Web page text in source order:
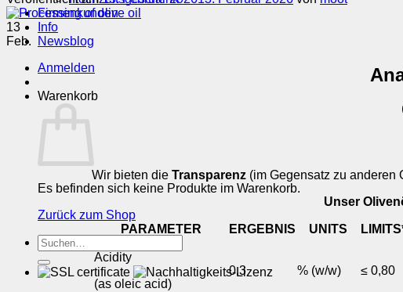
Firmenkunden
Info
Newsblog
Anmelden
Warenkorb
Es befinden sich keine Produkte im Warenkorb.
Zurück zum Shop
Suchen
nach:
13
Feb.
Wir bieten die Transparenz(im Gegensatz zu anderen
Unser
PARAMETER ERGEBNIS UNITS
Acidity
(as oleic acid)
0,3 % (w/w) ≤ 0,80